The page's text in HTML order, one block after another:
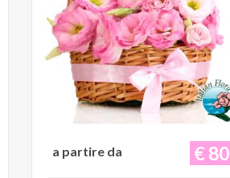
€ 80
a partire da